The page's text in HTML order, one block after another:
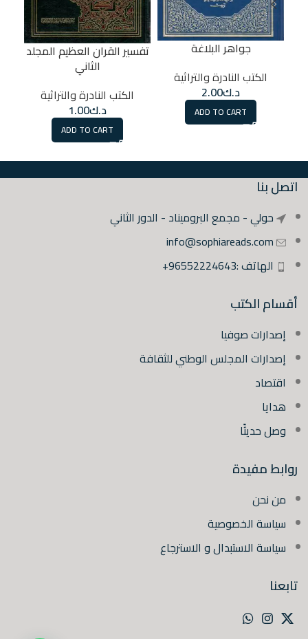
جواهر البلاغة
الكتب النادرة والتراثية
د.ك2.00
ADD TO CART
تفسير القران العظيم المجلد
الثاني
الكتب النادرة والتراثية
د.ك1.00
ADD TO CART
اتصل بنا
حولي - مجمع البروميناد - الدور الثاني
info@sophiareads.com
الهاتف :96552224643+
أقسام الكتب
إصدارات صوفيا
إصدارات المجلس الوطني للثقافة
اقتصاد
هدايا
وصل حديثًا
روابط مفيدة
من نحن
سياسة الخصوصية
سياسة الاستبدال و الاسترجاع
تابعنا